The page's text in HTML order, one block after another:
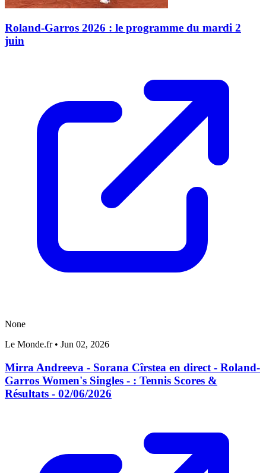
Roland-Garros 2026 : le programme du mardi 2
juin
None
Le Monde.fr • Jun 02, 2026
Mirra Andreeva - Sorana Cîrstea en direct - Roland-
Garros Women's Singles - : Tennis Scores &
Résultats - 02/06/2026